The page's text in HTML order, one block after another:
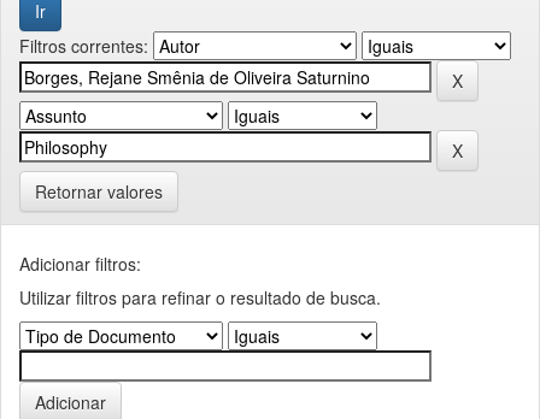
Filtros correntes:
Retornar valores
Adicionar filtros:
Utilizar filtros para refinar o resultado de busca.